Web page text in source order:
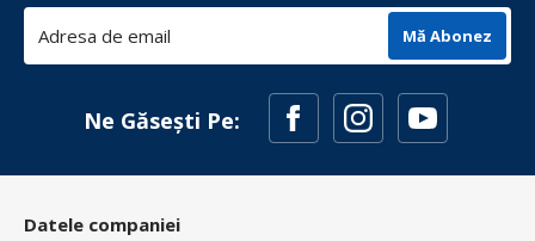
Mă Abonez
Ne Găsești Pe:
Datele companiei